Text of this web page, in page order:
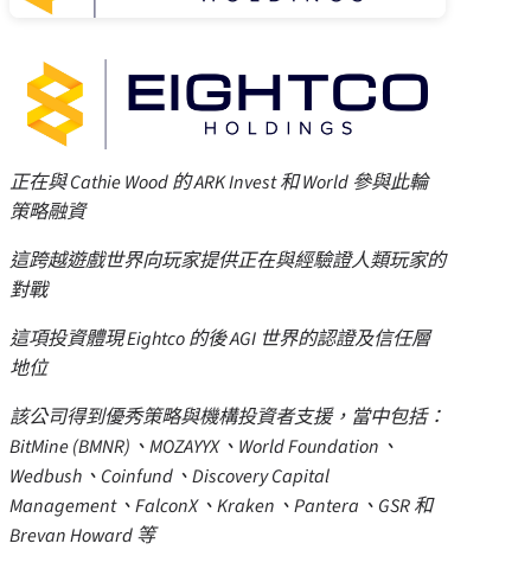
正在與Cathie Wood的 ARK Invest 和 World 參與此輪
策略融資
這跨越遊戲世界向玩家提供正在與經驗證人類玩家的
對戰
這項投資體現 Eightco 的後 AGI 世界的認證及信任層
地位
該公司得到優秀策略與機構投資者支援，當中包括：
BitMine (BMNR)、MOZAYYX、World Foundation、
Wedbush、Coinfund、Discovery Capital
Management、FalconX、Kraken、Pantera、GSR 和
Brevan Howard等